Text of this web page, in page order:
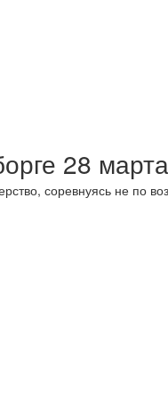
28
соревнуясь не по